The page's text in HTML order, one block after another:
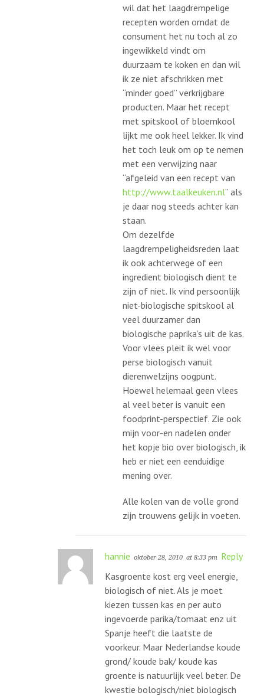
wil dat het laagdrempelige
recepten worden omdat de
consument het nu toch al zo
ingewikkeld vindt om
duurzaam te koken en dan wil
ik ze niet afschrikken met
“minder goed” verkrijgbare
producten. Maar het recept
met spitskool of bloemkool
lijkt me ook heel lekker. Ik vind
het toch leuk om op te nemen
met een verwijzing naar
“afgeleid van een recept van
http://www.taalkeuken.nl” als
je daar nog steeds achter kan
staan.
Om dezelfde
laagdrempeligheidsreden laat
ik ook achterwege of een
ingredient biologisch dient te
zijn of niet. Ik vind persoonlijk
niet-biologische spitskool al
veel duurzamer dan
biologische paprika’s uit de kas.
Voor vlees pleit ik wel voor
perse biologisch vanuit
dierenwelzijns oogpunt.
Hoewel helemaal geen vlees
al veel beter is vanuit een
foodprint-perspectief. Zie ook
mijn voor-en nadelen onder
het kopje bio over biologisch, ik
heb er niet een eenduidige
mening over.
Alle kolen van de volle grond
zijn trouwens gelijk in voeten.
hannie oktober 28, 2010 at 8:33 pm Reply
Kasgroente kost erg veel energie,
biologisch of niet. Als je moet
kiezen tussen kas en per auto
ingevoerde parika/tomaat enz uit
Spanje heeft die laatste de
voorkeur. Maar Nederlandse koude
grond/ koude bak/ koude kas
groente is natuurlijk veel beter. De
kwestie bologisch/niet biologisch